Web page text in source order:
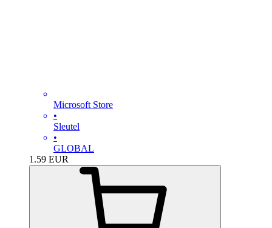
Microsoft Store
•
Sleutel
•
GLOBAL
1.59 EUR